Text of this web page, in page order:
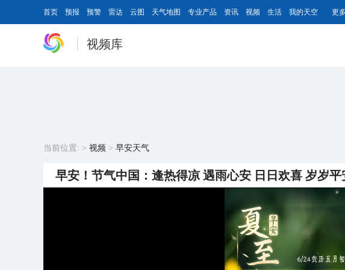
首页 预报 预警 雷达 云图 天气地图 专业产品 资讯 视频 生活 我的天空 更多
视频库
当前位置: > 视频 > 早安天气
早安！节气中国：逢热得凉 遇雨心安 日日欢喜 岁岁平